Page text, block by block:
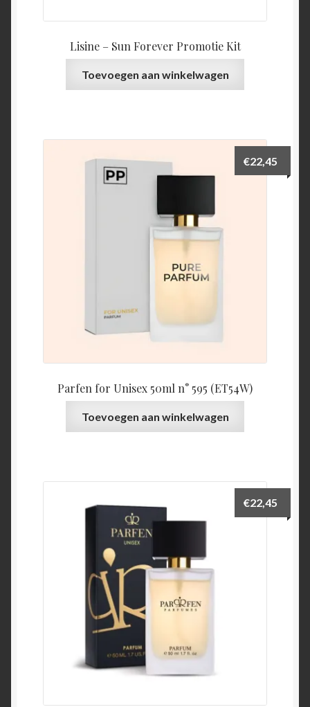
Lisine – Sun Forever Promotie Kit
Toevoegen aan winkelwagen
Parfen for Unisex 50ml n° 595 (ET54W)
€22,45
Toevoegen aan winkelwagen
€22,45